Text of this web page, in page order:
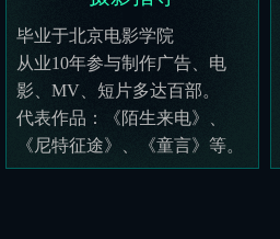
毕业于北京电影学院
从业10年参与制作广告、电
影、MV、短片多达百部。
代表作品：《陌生来电》、
《尼特征途》、《童言》等。